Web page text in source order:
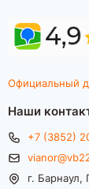
Официальный
Наши
+7 (3852)
г. Барнаул,